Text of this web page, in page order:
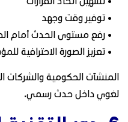
• توفير وقت وجهد
• رفع مستوى الحدث أمام
• تعزيز الصورة الاحترافية
المنشآت الحكومية والشركات
لغوي داخل حدث رسمي.